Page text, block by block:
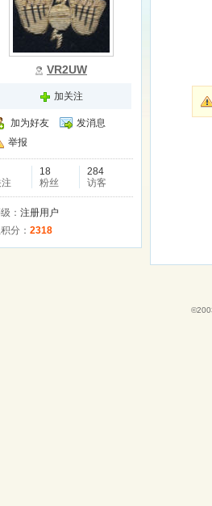
VR2UW
加关注
加为好友
发消息
举报
18
粉丝
284
访客
： 注册用户
分： 2318